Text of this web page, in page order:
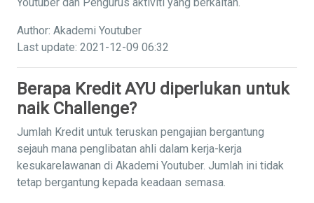
Author: Akademi Youtuber
Last update: 2021-12-09 06:32
Berapa Kredit AYU diperlukan untuk
naik Challenge?
Jumlah Kredit untuk teruskan pengajian bergantung
sejauh mana penglibatan ahli dalam kerja-kerja
kesukarelawanan di Akademi Youtuber. Jumlah ini tidak
tetap bergantung kepada keadaan semasa.